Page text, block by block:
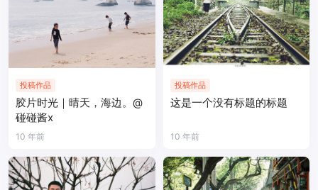
投稿作品
胶片时光｜晴天，海边。@
碰碰酱x
10 年前
投稿作品
这是一个没有标题的标题
10 年前